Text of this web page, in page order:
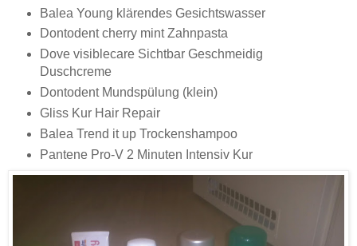
Balea Young klärendes Gesichtswasser
Dontodent cherry mint Zahnpasta
Dove visiblecare Sichtbar Geschmeidig
Duschcreme
Dontodent Mundspülung (klein)
Gliss Kur Hair Repair
Balea Trend it up Trockenshampoo
Pantene Pro-V 2 Minuten Intensiv Kur